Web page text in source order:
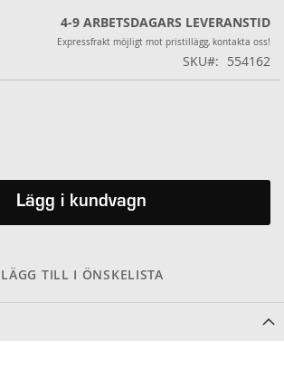
4-9 ARBETSDAGARS LEVERANSTID
Expressfrakt möjligt mot pristillägg, kontakta oss!
SKU 554162
Lägg i kundvagn
LÄGG TILL I ÖNSKELISTA